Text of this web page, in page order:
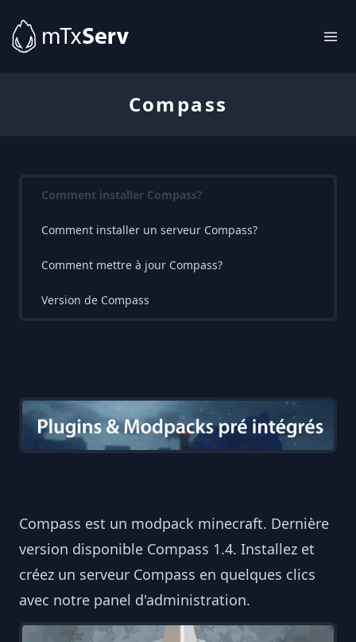
Compass
Comment installer Compass?
Comment installer un serveur Compass?
Comment mettre à jour Compass?
Version de Compass
Compass est un modpack minecraft. Dernière
version disponible Compass 1.4. Installez et
créez un serveur Compass en quelques clics
avec notre panel d'administration.